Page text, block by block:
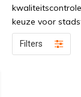
keuze voor
Filters